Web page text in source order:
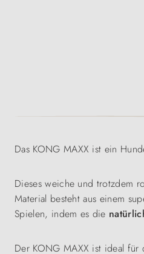
Das KONG MAXX ist ein
Dieses weiche und trotzdem
Material besteht aus einem
Spielen, indem es die
Der KONG MAXX ist ideal